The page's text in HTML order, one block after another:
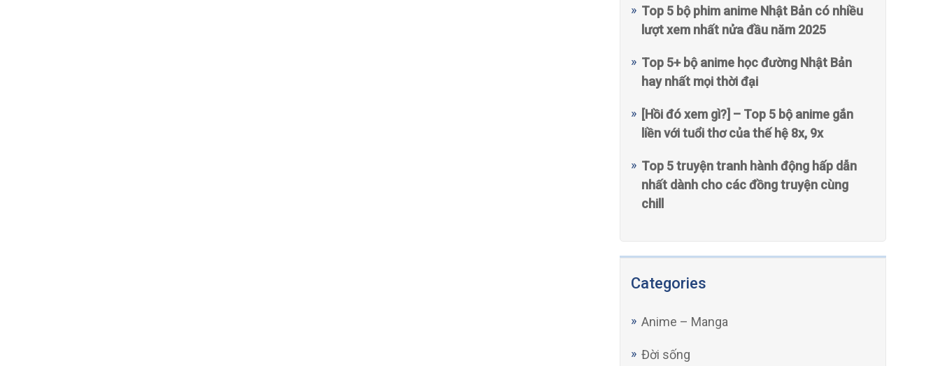
Top 5 bộ phim anime Nhật Bản có nhiều
lượt xem nhất nửa đầu năm 2025
Top 5+ bộ anime học đường Nhật Bản
hay nhất mọi thời đại
[Hồi đó xem gì?] – Top 5 bộ anime gắn
liền với tuổi thơ của thế hệ 8x, 9x
Top 5 truyện tranh hành động hấp dẫn
nhất dành cho các đồng truyện cùng
chill
Categories
Anime – Manga
Đời sống